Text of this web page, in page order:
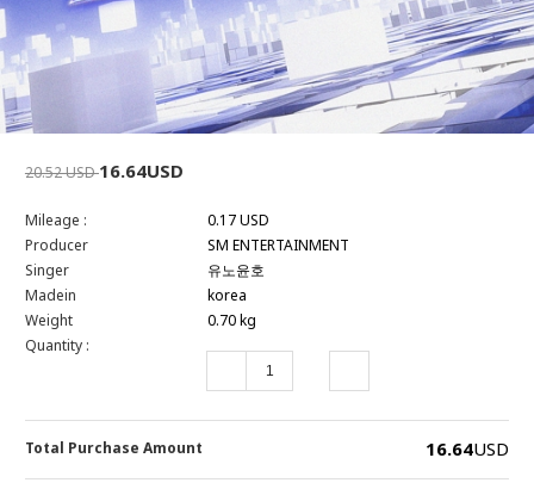
20.52 USD16.64USD
Mileage :
0.17 USD
Producer
SM ENTERTAINMENT
Singer
유노윤호
Madein
korea
Weight
0.70 kg
Quantity :
Total Purchase Amount 16.64USD